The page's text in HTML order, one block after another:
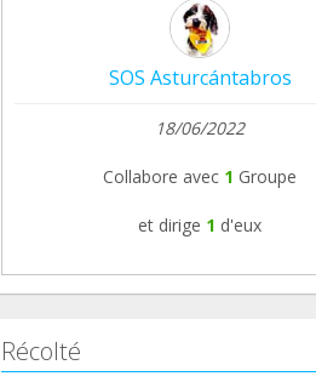
SOS Asturcántabros
18/06/2022
Collabore avec 1 Groupe
et dirige 1 d'eux
Récolté